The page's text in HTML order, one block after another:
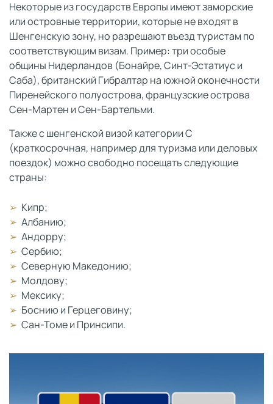
Некоторые из государств Европы имеют заморские
или островные территории, которые не входят в
Шенгенскую зону, но разрешают въезд туристам по
соответствующим визам. Пример: три особые
общины Нидерландов (Бонайре, Синт-Эстатиус и
Саба), британский Гибралтар на южной оконечности
Пиренейского полуострова, французские острова
Сен-Мартен и Сен-Бартельми.
Также с шенгенской визой категории C
(краткосрочная, например для туризма или деловых
поездок) можно свободно посещать следующие
страны:
Кипр;
Албанию;
Андорру;
Сербию;
Северную Македонию;
Молдову;
Мексику;
Боснию и Герцеговину;
Сан-Томе и Принсипи.